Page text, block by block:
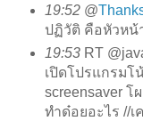
19:52@
ปฏิวัติ คือหัวหน้
19:53RT
เปิดโปรแกรม
screensaver
ทำด๋อยอะไร //เ